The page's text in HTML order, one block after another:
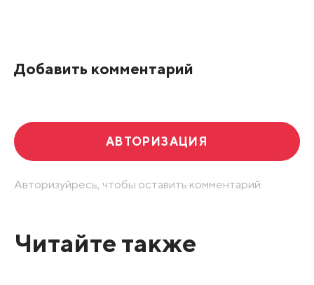
Добавить комментарий
АВТОРИЗАЦИЯ
Авторизуйресь, чтобы оставить комментарий.
Читайте также